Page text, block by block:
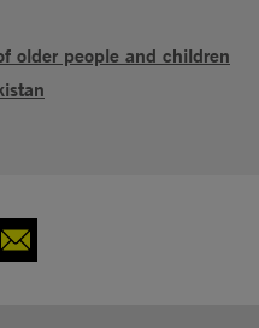
older people and children